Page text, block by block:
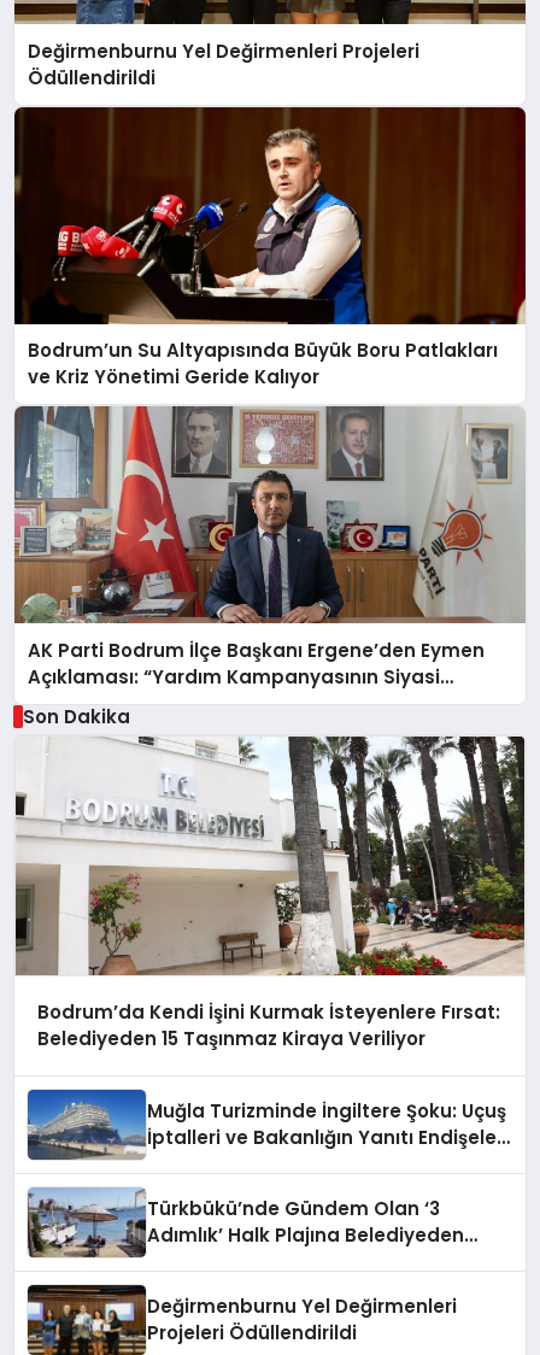
Değirmenburnu Yel Değirmenleri Projeleri
Ödüllendirildi
Bodrum’un Su Altyapısında Büyük Boru Patlakları
ve Kriz Yönetimi Geride Kalıyor
AK Parti Bodrum İlçe Başkanı Ergene’den Eymen
Açıklaması: “Yardım Kampanyasının Siyasi
Malzeme Yapılmasını Kınıyorum”
Son Dakika
Bodrum’da Kendi İşini Kurmak İsteyenlere Fırsat:
Belediyeden 15 Taşınmaz Kiraya Veriliyor
Muğla Turizminde İngiltere Şoku: Uçuş
İptalleri ve Bakanlığın Yanıtı Endişeleri
Türkbükü’nde Gündem Olan ‘3
Adımlık’ Halk Plajına Belediyeden
Değirmenburnu Yel Değirmenleri
Projeleri Ödüllendirildi